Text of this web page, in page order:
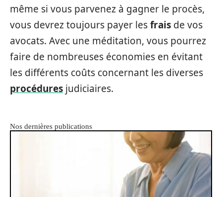
même si vous parvenez à gagner le procès,
vous devrez toujours payer lesfrais de vos
avocats. Avec une méditation, vous pourrez
faire de nombreuses économies en évitant
les différents coûts concernant les diverses
procédures judiciaires.
Nos dernières publications